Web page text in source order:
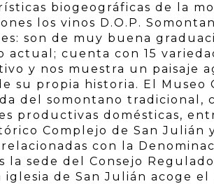
biogeográficas de la
los vinos D.O.P.
son de muy buena
actual; cuenta con 15
y nos muestra un paisaje
su propia historia. El Museo
del somontano tradicional,
productivas domésticas,
Complejo de San Julián
con la
la sede del Consejo
de San Julián acoge